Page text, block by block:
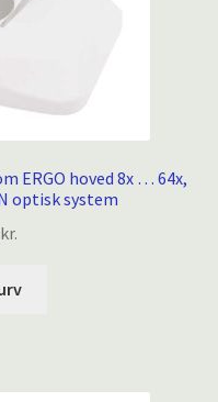
ERGO hoved 8x … 64x,
optisk system
kr.